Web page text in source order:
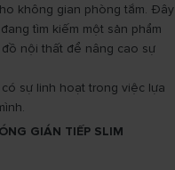
không gian phòng tắm. Đây
tìm kiếm một sản phẩm
nội thất để nâng cao sự
sự linh hoạt trong việc lựa
GIÁN TIẾP SLIM